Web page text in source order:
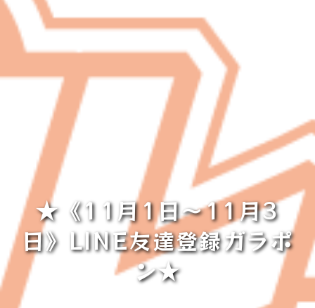
★《11月1日～11月3
日》LINE友達登録ガラポ
ン★